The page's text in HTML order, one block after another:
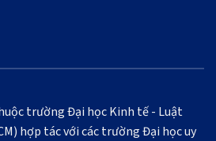
trường Đại học Kinh tế - Luật
hợp tác với các trường Đại học uy